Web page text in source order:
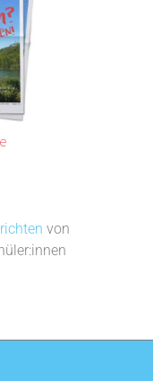
von